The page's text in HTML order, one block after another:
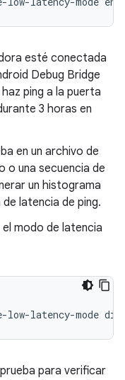
esté conectada
Debug Bridge
ping a la puerta
3 horas en
en un archivo de
o una secuencia de
un histograma
latencia de ping.
el modo de latencia
para verificar